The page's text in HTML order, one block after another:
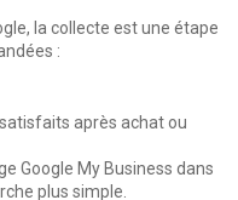
la collecte est une étape
:
après achat ou
Google My Business dans
plus simple.